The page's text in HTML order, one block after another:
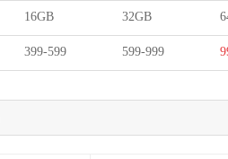
16GB 32GB
399-599 599-999